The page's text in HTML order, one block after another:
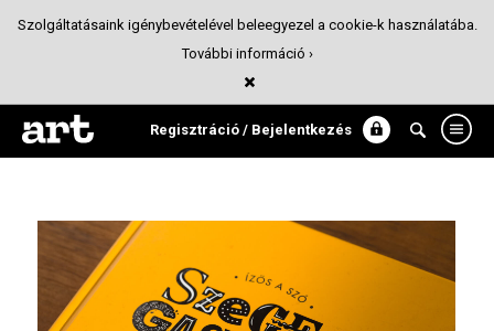
Regisztráció / Bejelentkezés
Szeged ​Gasztro Könyve
Könyv
Szolgáltatásaink igénybevételével beleegyezel a cookie-k használatába.
További információ ›